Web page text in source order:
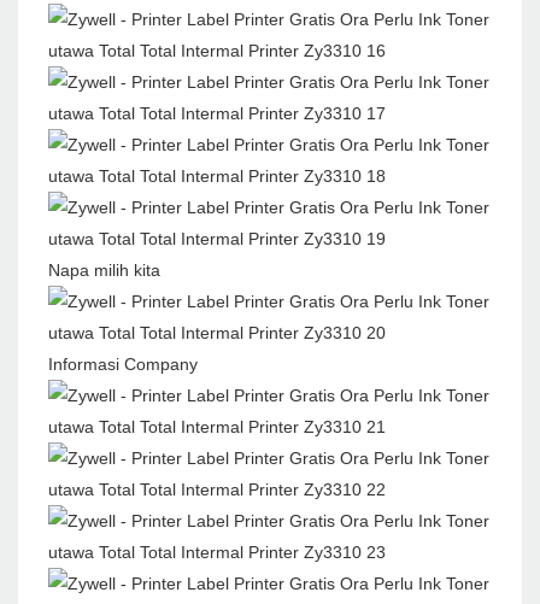
Napa milih kita
Informasi Company